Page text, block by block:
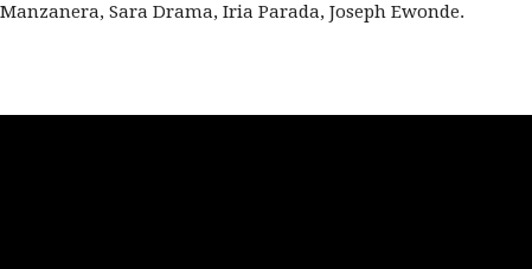
Sara Drama, Iria Parada, Joseph Ewonde.